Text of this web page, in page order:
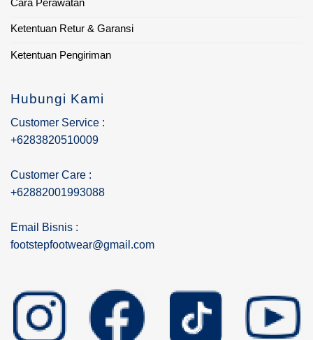
Ketentuan Retur & Garansi
Ketentuan Pengiriman
Hubungi Kami
Customer Service :
+6283820510009
Customer Care :
+62882001993088
Email Bisnis :
footstepfootwear@gmail.com